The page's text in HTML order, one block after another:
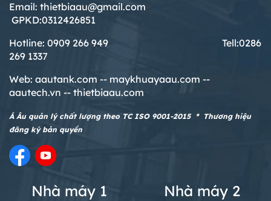
Email: thietbiaau@gmail.com
GPKD:0312426851
Hotline: 0909 266 949 Tell:0286
269 1337
Web: aautank.com -- maykhuayaau.com --
aautech.vn -- thietbiaau.com
Á Âu quản lý chất lượng theo TC ISO 9001-2015 * Thương hiệu
đăng ký bản quyền
Nhà máy 1 Nhà máy 2